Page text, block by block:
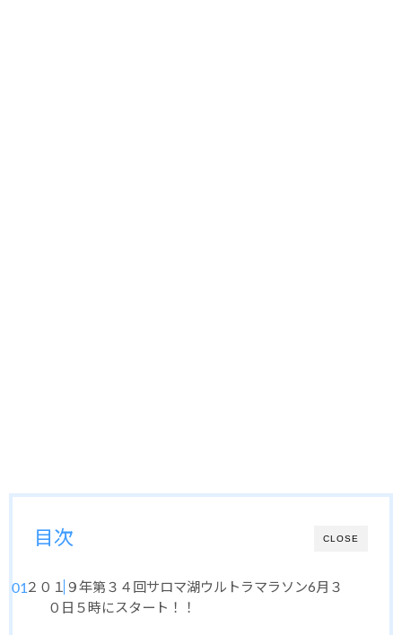
CLOSE
目次
２０１９年第３４回サロマ湖ウルトラマラソン6月３
０日５時にスタート！！